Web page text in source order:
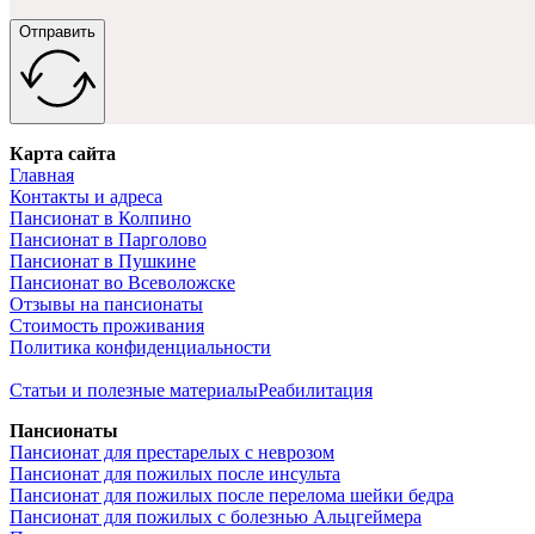
Отправить
Карта сайта
Главная
Контакты и адреса
Пансионат в Колпино
Пансионат в Парголово
Пансионат в Пушкине
Пансионат во Всеволожске
Отзывы на пансионаты
Стоимость проживания
Политика конфиденциальности
Статьи и полезные материалыРеабилитация
Пансионаты
Пансионат для престарелых с неврозом
Пансионат для пожилых после инсульта
Пансионат для пожилых после перелома шейки бедра
Пансионат для пожилых с болезнью Альцгеймера